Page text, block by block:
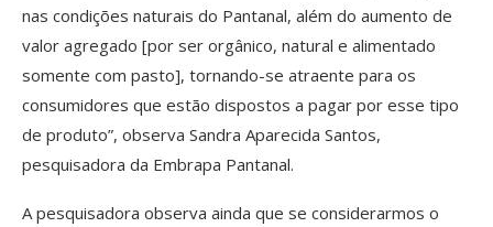
nas condições naturais do Pantanal, além do aumento de
valor agregado [por ser orgânico, natural e alimentado
somente com pasto], tornando-se atraente para os
consumidores que estão dispostos a pagar por esse tipo
de produto”, observa Sandra Aparecida Santos,
pesquisadora da Embrapa Pantanal.
A pesquisadora observa ainda que se considerarmos o